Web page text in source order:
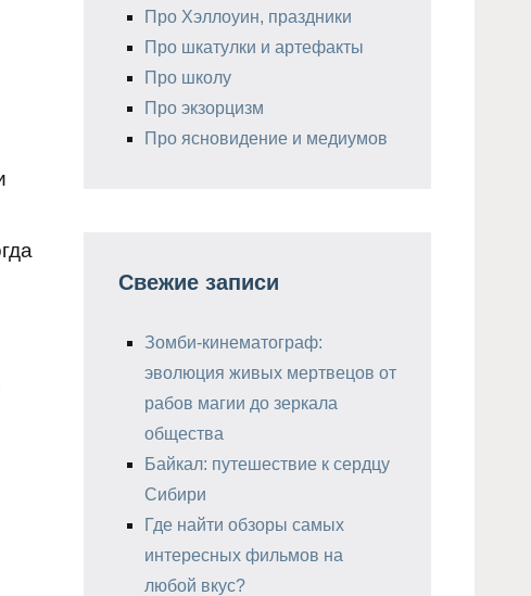
Про Хэллоуин, праздники
Про шкатулки и артефакты
Про школу
Про экзорцизм
Про ясновидение и медиумов
Свежие записи
Зомби-кинематограф:
эволюция живых мертвецов от
рабов магии до зеркала
общества
Байкал: путешествие к сердцу
Сибири
Где найти обзоры самых
интересных фильмов на
любой вкус?